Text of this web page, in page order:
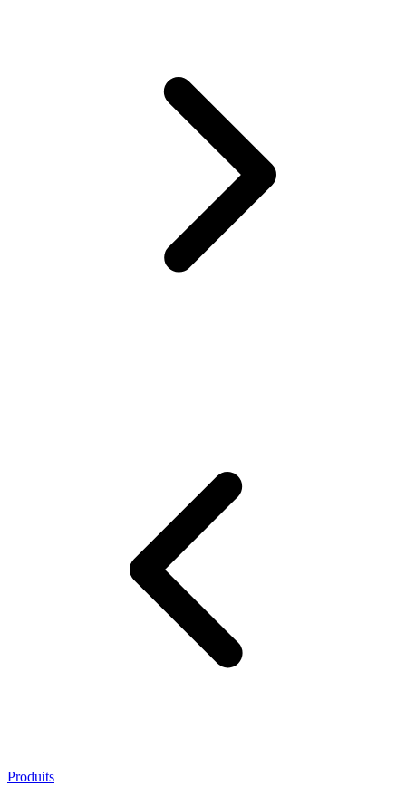
Produits